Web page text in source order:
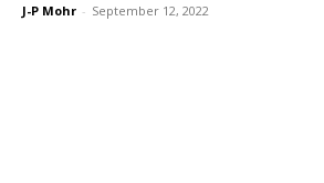
J-P Mohr - September 12, 2022